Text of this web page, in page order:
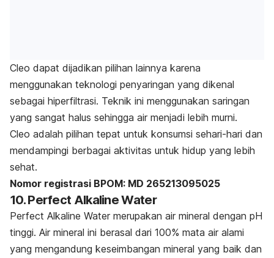
Cleo dapat dijadikan pilihan lainnya karena
menggunakan teknologi penyaringan yang dikenal
sebagai hiperfiltrasi. Teknik ini menggunakan saringan
yang sangat halus sehingga air menjadi lebih murni.
Cleo adalah pilihan tepat untuk konsumsi sehari-hari dan
mendampingi berbagai aktivitas untuk hidup yang lebih
sehat.
Nomor registrasi BPOM: MD 265213095025
10. Perfect Alkaline Water
Perfect Alkaline Water merupakan air mineral dengan pH
tinggi. Air mineral ini berasal dari 100% mata air alami
yang mengandung keseimbangan mineral yang baik dan